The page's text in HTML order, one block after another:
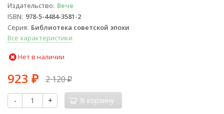
Издательство Вече
ISBN 978-5-4484-3581-2
Серия Библиотека советской эпохи
Все характеристики
Нет в наличии
923 ₽ 2 120₽
- + В корзину